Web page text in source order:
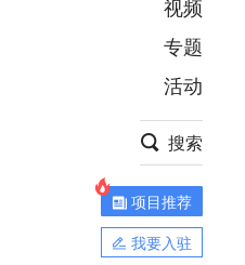
项目推荐
安徽
视频
专题
活动
搜索
项目推荐
我要入驻